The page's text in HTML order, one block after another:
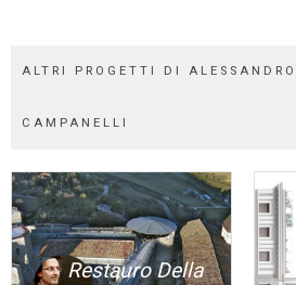
ALTRI PROGETTI DI ALESSANDRO
CAMPANELLI
Restauro Della